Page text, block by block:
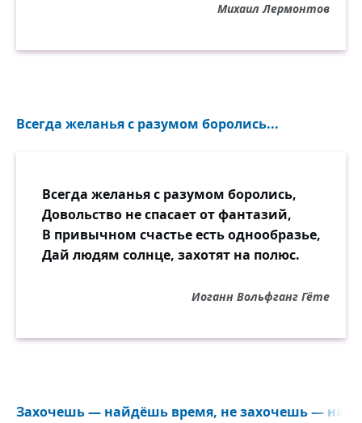
Михаил Лермонтов
Всегда желанья с разумом боролись...
Всегда желанья с разумом боролись,
Довольство не спасает от фантазий,
В привычном счастье есть однообразье,
Дай людям солнце, захотят на полюс.
Иоганн Вольфганг Гёте
Захочешь — найдёшь время, не захочешь —